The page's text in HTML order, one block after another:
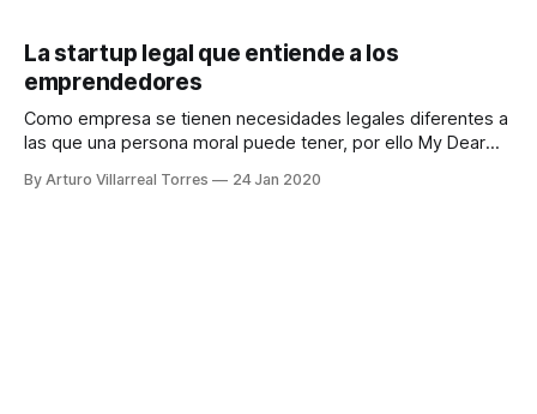
La startup legal que entiende a los
emprendedores
Como empresa se tienen necesidades legales diferentes a
las que una persona moral puede tener, por ello My Dear
By Arturo Villarreal Torres 24 Jan 2020